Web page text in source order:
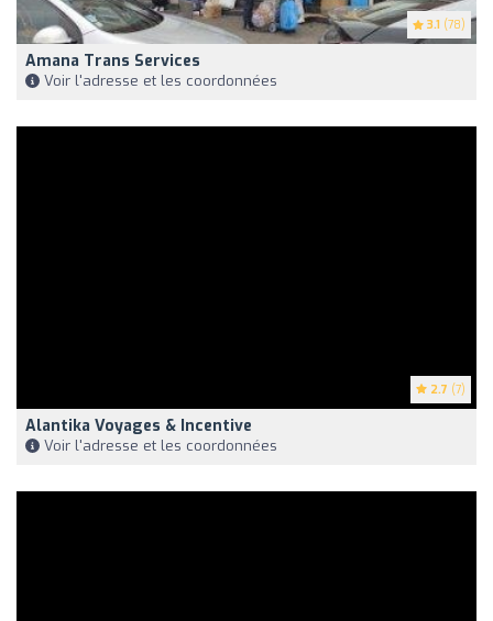
3.1 (78)
Amana Trans Services
Voir l'adresse et les coordonnées
2.7 (7)
Alantika Voyages & Incentive
Voir l'adresse et les coordonnées